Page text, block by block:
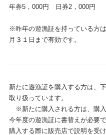
年券5，000円　日券2，000円
※昨年の遊漁証を持っている方
月３１日まで有効です。
新たに遊漁証を購入する方は、
取り扱っています。
※新たに購入される方は、購
今年度の遊漁証に書替えが必要
購入する際に販売店で説明を受け